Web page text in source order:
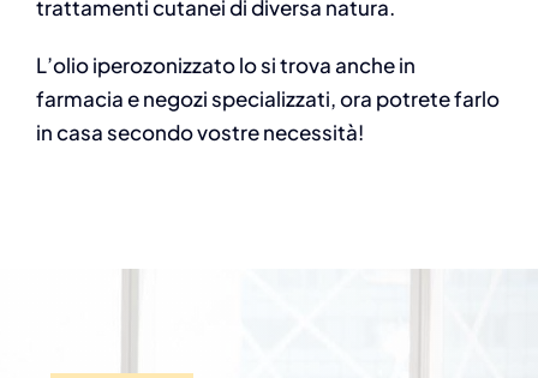
trattamenti cutanei di diversa natura.
L’olio iperozonizzato lo si trova anche in
farmacia e negozi specializzati, ora potrete farlo
in casa secondo vostre necessità!